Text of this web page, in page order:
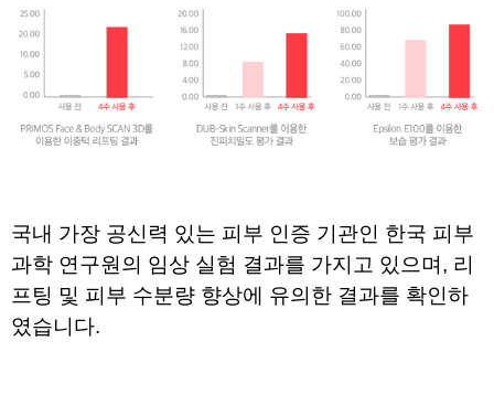
국내 가장 공신력 있는 피부 인증 기관인 한국 피부
과학 연구원의 임상 실험 결과를 가지고 있으며, 리
프팅 및 피부 수분량 향상에 유의한 결과를 확인하
였습니다.